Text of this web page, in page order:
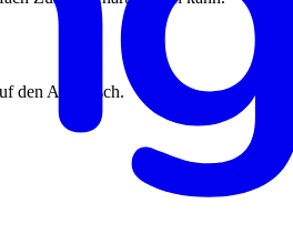
den Austausch.